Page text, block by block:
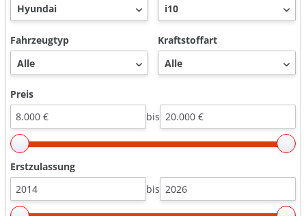
Fahrzeugtyp Kraftstoffart
Preis
bis
Erstzulassung
bis